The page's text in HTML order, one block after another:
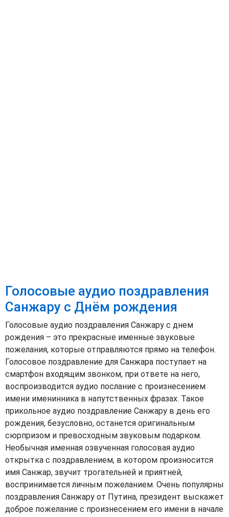
Голосовые аудио поздравления
Санжару с Днём рождения
Голосовые аудио поздравления Санжару с днем
рождения – это прекрасные именные звуковые
пожелания, которые отправляются прямо на телефон.
Голосовое поздравление для Санжара поступает на
смартфон входящим звонком, при ответе на него,
воспроизводится аудио послание с произнесением
имени именинника в напутственных фразах. Такое
прикольное аудио поздравление Санжару в день его
рождения, безусловно, останется оригинальным
сюрпризом и превосходным звуковым подарком.
Необычная именная озвученная голосовая аудио
открытка с поздравлением, в котором произносится
имя Санжар, звучит трогательней и приятней,
воспринимается личным пожеланием. Очень популярны
поздравления Санжару от Путина, президент выскажет
доброе пожелание с произнесением его имени в начале